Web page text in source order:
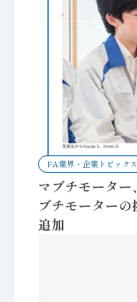
FA業界・企業トピックス
マブチモーター
ブチモーター
追加